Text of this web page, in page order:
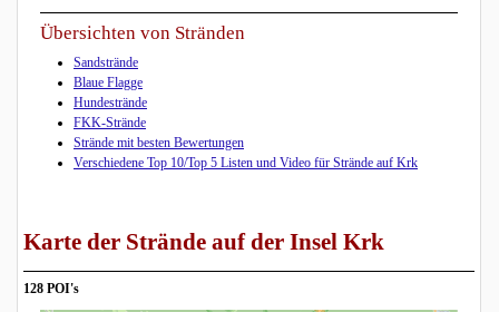
Übersichten von Stränden
Sandstrände
Blaue Flagge
Hundestrände
FKK-Strände
Strände mit besten Bewertungen
Verschiedene Top 10/Top 5 Listen und Video für Strände auf Krk
Karte der Strände auf der Insel Krk
128 POI's